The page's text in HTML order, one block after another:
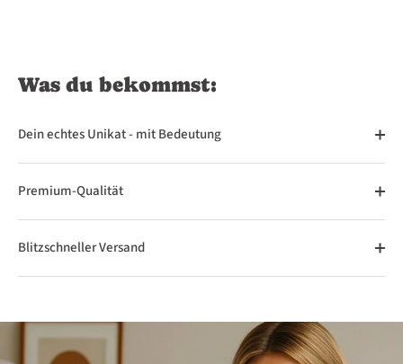
Was du bekommst:
Dein echtes Unikat - mit Bedeutung
Premium-Qualität
Blitzschneller Versand